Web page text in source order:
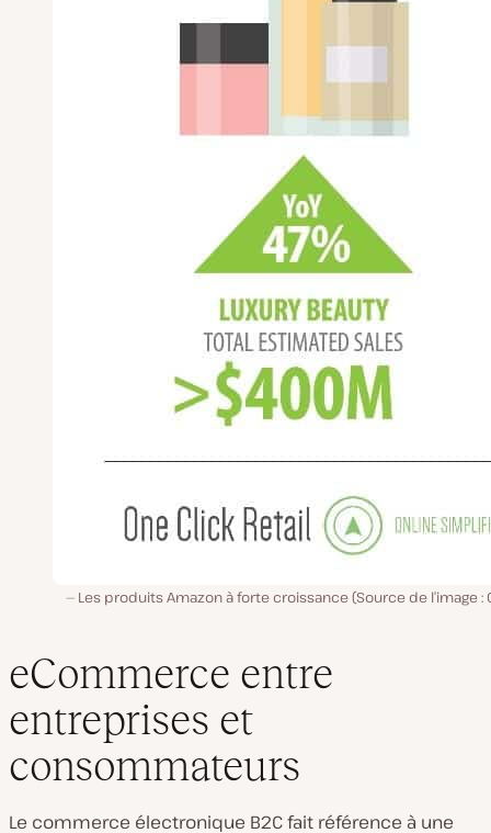
Les produits Amazon à forte croissance (Source de l’image :
eCommerce entre
entreprises et
consommateurs
Le commerce électronique B2C fait référence à une